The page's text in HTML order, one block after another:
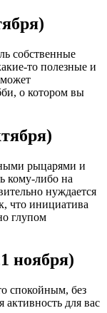
собственные
то полезные и
о котором вы
рыцарями и
кому-либо на
нуждается
что инициатива
глупом
ноября)
спокойным, без
для вас